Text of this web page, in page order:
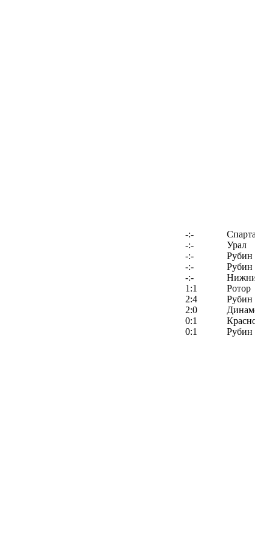
-:-
-:-
Урал
-:-
Рубин
-:-
Рубин
-:-
1:1
Ротор
2:4
Рубин
2:0
0:1
0:1
Рубин